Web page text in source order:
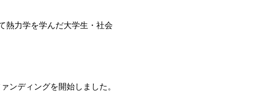
熱力学を学んだ大学生・社会
ンディングを開始しました。